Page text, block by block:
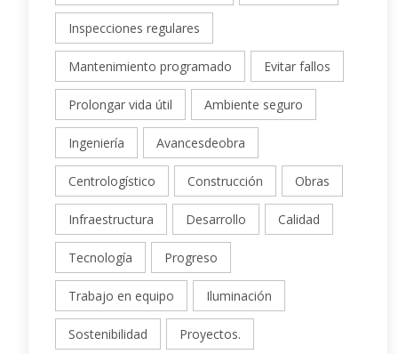
Inspecciones regulares
Mantenimiento programado Evitar fallos
Prolongar vida útil Ambiente seguro
Ingeniería Avancesdeobra
Centrologístico Construcción Obras
Infraestructura Desarrollo Calidad
Tecnología Progreso
Trabajo en equipo Iluminación
Sostenibilidad Proyectos.